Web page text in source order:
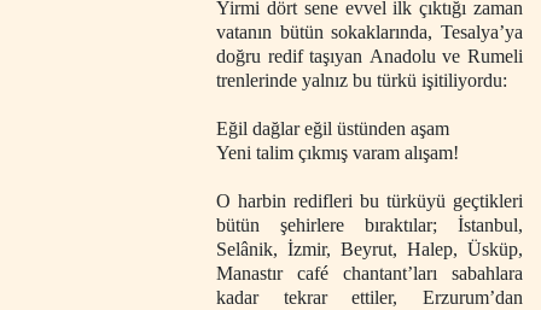
Yirmi dört sene evvel ilk çıktığı zaman
vatanın bütün sokaklarında, Tesalya’ya
doğru redif taşıyan Anadolu ve Rumeli
trenlerinde yalnız bu türkü işitiliyordu:
Eğil dağlar eğil üstünden aşam
Yeni talim çıkmış varam alışam!
O harbin redifleri bu türküyü geçtikleri
bütün şehirlere bıraktılar; İstanbul,
Selânik, İzmir, Beyrut,Halep, Üsküp,
Manastır café chantant’ları sabahlara
kadar tekrar ettiler, Erzurum’dan